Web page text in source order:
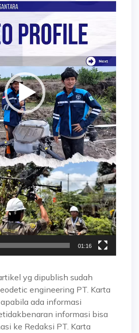
01:16
yg dipublish sudah
engineering PT. Karta
ada informasi
informasi bisa
ke Redaksi PT. Karta